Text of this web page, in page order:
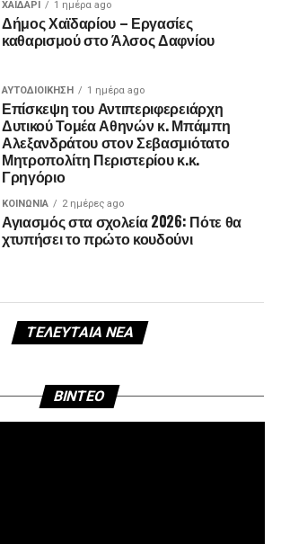
ΧΑΪΔΑΡΙ 1 ημέρα ago
Δήμος Χαϊδαρίου – Εργασίες
καθαρισμού στο Άλσος Δαφνίου
ΑΥΤΟΔΙΟΊΚΗΣΗ 1 ημέρα ago
Επίσκεψη του Αντιπεριφερειάρχη
Δυτικού Τομέα Αθηνών κ. Μπάμπη
Αλεξανδράτου στον Σεβασμιότατο
Μητροπολίτη Περιστερίου κ.κ.
Γρηγόριο
ΚΟΙΝΩΝΊΑ 2 ημέρες ago
Αγιασμός στα σχολεία 2026: Πότε θα
χτυπήσει το πρώτο κουδούνι
ΤΕΛΕΥΤΑΊΑ ΝΈΑ
BINTEO